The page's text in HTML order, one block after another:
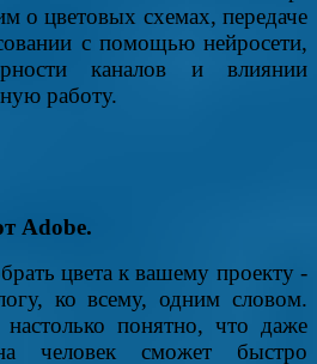
о цветовых схемах, передаче
с помощью нейросети,
каналов и влиянии
работу.
Adobe.
цвета к вашему проекту -
ко всему, одним словом.
понятно, что даже
человек сможет быстро